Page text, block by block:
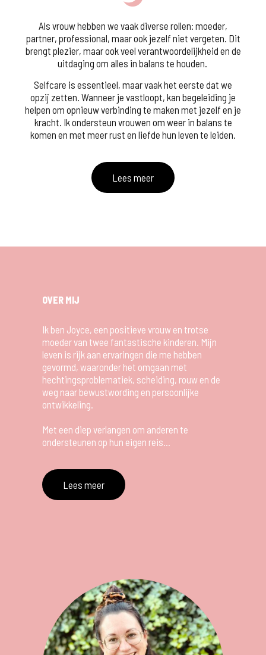
Als vrouw hebben we vaak diverse rollen: moeder,
partner, professional, maar ook jezelf niet vergeten. Dit
brengt plezier, maar ook veel verantwoordelijkheid en de
uitdaging om alles in balans te houden.
Selfcare is essentieel, maar vaak het eerste dat we
opzij zetten. Wanneer je vastloopt, kan begeleiding je
helpen om opnieuw verbinding te maken met jezelf en je
kracht. Ik ondersteun vrouwen om weer in balans te
komen en met meer rust en liefde hun leven te leiden.
Lees meer
OVER MIJ
Ik ben Joyce, een positieve vrouw en trotse
moeder van twee fantastische kinderen. Mijn
leven is rijk aan ervaringen die me hebben
gevormd, waaronder het omgaan met
hechtingsproblematiek, scheiding, rouw en de
weg naar bewustwording en persoonlijke
ontwikkeling.
Met een diep verlangen om anderen te
ondersteunen op hun eigen reis...
Lees meer